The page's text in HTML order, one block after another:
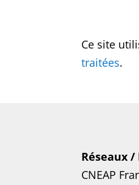
Ce site
traitées.
Réseaux
CNEAP